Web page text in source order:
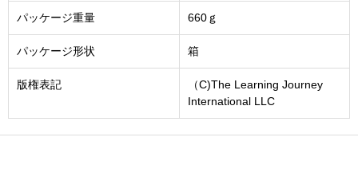
パッケージ重量 660ｇ
パッケージ形状 箱
版権表記
（C)The Learning Journey
International LLC